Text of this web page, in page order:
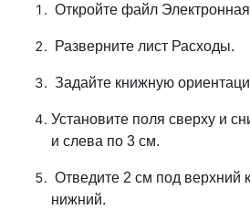
Откройте файл
Разверните лист Расходы.
Задайте книжную
Установите поля сверху и
и слева по 3 см.
Отведите 2 см под верхний
нижний.